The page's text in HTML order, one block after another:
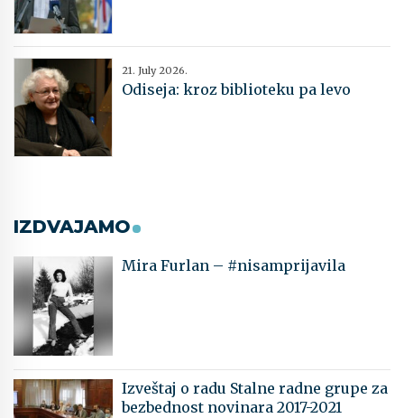
21. July 2026.
Odiseja: kroz biblioteku pa levo
IZDVAJAMO
Mira Furlan – #nisamprijavila
Izveštaj o radu Stalne radne grupe za
bezbednost novinara 2017-2021